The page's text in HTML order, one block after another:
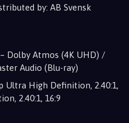
by: AB Svensk
Dolby Atmos (4K UHD) /
Audio (Blu-ray)
Ultra High Definition, 2.40:1,
2.40:1, 16:9